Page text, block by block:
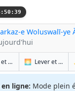
e Woluswalī-ye
ye Āchīn
Lever et coucher du soleil à
🌅 Lever et coucher du soleil demain
ligne: Mode plein